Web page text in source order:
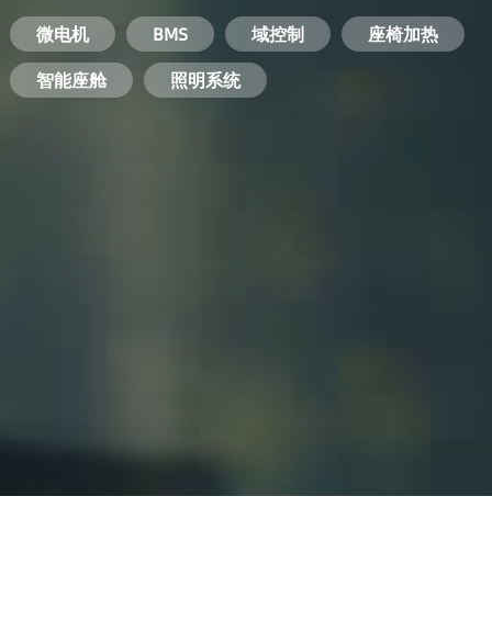
微电机 BMS 域控制
座椅加热
智能座舱
照明系统
电池管理系统
储能逆变器
工业电焊机 变频器
电机驱动
安防摄像头
开关电源 手机充电器
服务器电源
PC电源
电脑 手机 基站 机顶盒
智能农业 智能医疗
智能交通
智能家居